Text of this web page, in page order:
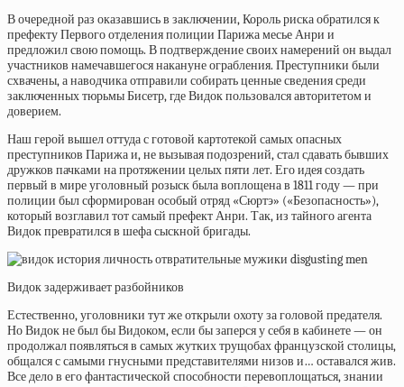
В очередной раз оказавшись в заключении, Король риска обратился к
префекту Первого отделения полиции Парижа месье Анри и
предложил свою помощь. В подтверждение своих намерений он выдал
участников намечавшегося накануне ограбления. Преступники были
схвачены, а наводчика отправили собирать ценные сведения среди
заключенных тюрьмыБисетр, где Видок пользовался авторитетом и
доверием.
Наш герой вышел оттуда с готовой картотекой самых опасных
преступников Парижа и, не вызывая подозрений, стал сдавать бывших
дружков пачками на протяжении целых пяти лет. Его идея создать
первый в мире уголовный розыск была воплощена в 1811 году — при
полиции был сформирован особый отряд «Сюртэ» («Безопасность»),
который возглавил тот самый префект Анри. Так, из тайного агента
Видок превратился в шефа сыскной бригады.
Видок задерживает разбойников
Естественно, уголовники тут же открыли охоту за головой предателя.
Но Видок не был бы Видоком, если бы заперся у себя в кабинете — он
продолжал появляться в самых жутких трущобах французской столицы,
общался с самыми гнусными представителями низов и… оставался жив.
Все дело в его фантастической способности перевоплощаться, знании